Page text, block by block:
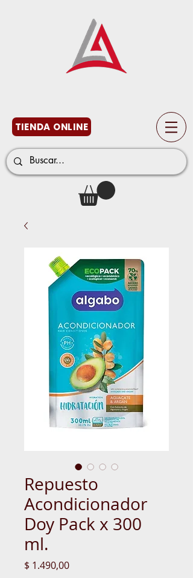
TIENDA ONLINE
Repuesto
Acondicionador
Doy Pack x 300
ml.
$ 1.490,00Precio